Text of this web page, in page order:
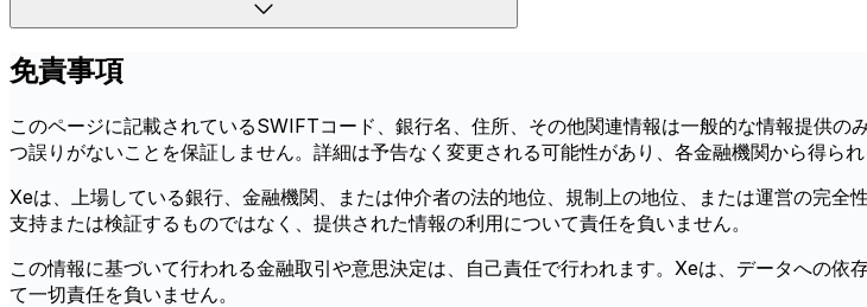
免責事項
このページに記載されているSWIFTコード、銀行名、住所、その他関連情報は一般的な情報提供
つ誤りがないことを保証しません。詳細は予告なく変更される可能性があり、各金融機関から得ら
Xeは、上場している銀行、金融機関、または仲介者の法的地位、規制上の地位、または運営の完
支持または検証するものではなく、提供された情報の利用について責任を負いません。
この情報に基づいて行われる金融取引や意思決定は、自己責任で行われます。Xeは、データへの
て一切責任を負いません。